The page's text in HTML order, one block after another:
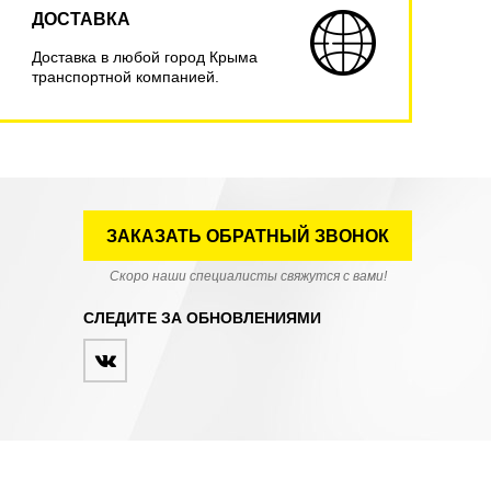
ДОСТАВКА
Доставка в любой город Крыма
транспортной компанией.
ЗАКАЗАТЬ ОБРАТНЫЙ ЗВОНОК
Скоро наши специалисты свяжутся с вами!
СЛЕДИТЕ ЗА ОБНОВЛЕНИЯМИ